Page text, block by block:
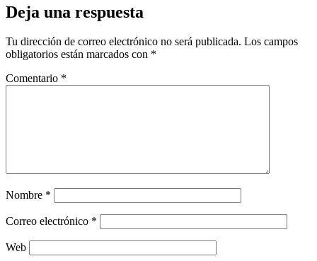
Deja una respuesta
Tu dirección de correo electrónico no será publicada. Los campos
obligatorios están marcados con *
Comentario *
Nombre *
Correo electrónico *
Web